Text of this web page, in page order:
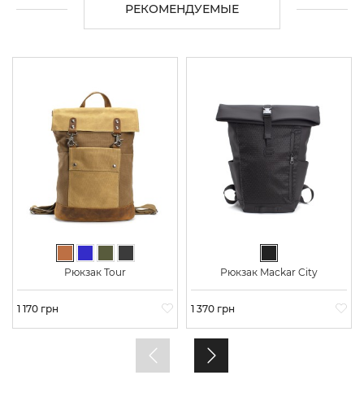
РЕКОМЕНДУЕМЫЕ
Рюкзак Tour
Цена
1 170 грн
Рюкзак Mackar City
Цена
1 370 грн